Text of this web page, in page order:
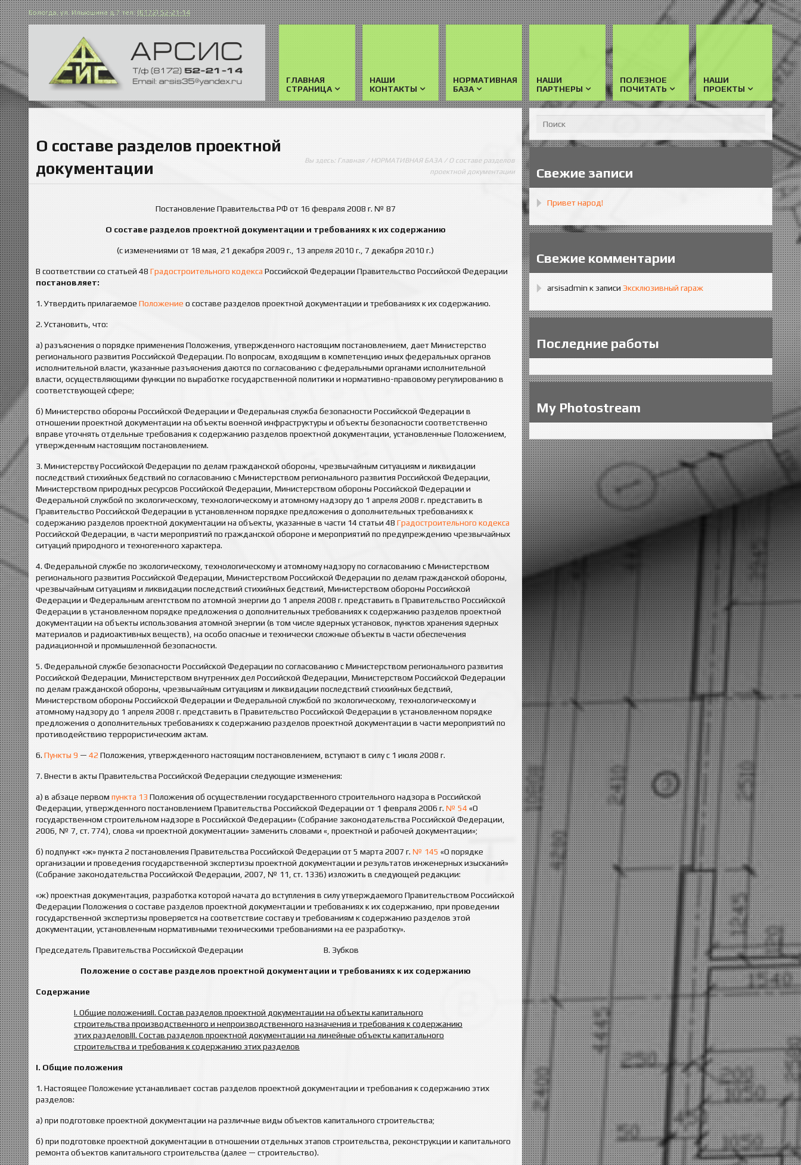
Вологда, ул. Ильюшина д.7 тел:(8172) 52-21-14
ГЛАВНАЯ
СТРАНИЦА
НАШИ
КОНТАКТЫ
НОРМАТИВНАЯ
БАЗА
НАШИ
ПАРТНЕРЫ
ПОЛЕЗНОЕ
ПОЧИТАТЬ
НАШИ
ПРОЕКТЫ
О составе разделов проектной
документации
Вы здесь: Главная/НОРМАТИВНАЯ БАЗА / О составе разделов
проектной документации
Постановление Правительства РФ от 16 февраля 2008 г. № 87
О составе разделов проектной документации и требованиях к их содержанию
(с изменениями от 18 мая, 21 декабря 2009 г., 13 апреля 2010 г., 7 декабря 2010 г.)
В соответствии со статьей 48 Градостроительного кодекса Российской Федерации Правительство Российской Федерации
постановляет:
1. Утвердить прилагаемое Положение о составе разделов проектной документации и требованиях к их содержанию.
2. Установить, что:
а) разъяснения о порядке применения Положения, утвержденного настоящим постановлением, дает Министерство
регионального развития Российской Федерации. По вопросам, входящим в компетенцию иных федеральных органов
исполнительной власти, указанные разъяснения даются по согласованию с федеральными органами исполнительной
власти, осуществляющими функции по выработке государственной политики и нормативно-правовому регулированию в
соответствующей сфере;
б) Министерство обороны Российской Федерации и Федеральная служба безопасности Российской Федерации в
отношении проектной документации на объекты военной инфраструктуры и объекты безопасности соответственно
вправе уточнять отдельные требования к содержанию разделов проектной документации, установленные Положением,
утвержденным настоящим постановлением.
3. Министерству Российской Федерации по делам гражданской обороны, чрезвычайным ситуациям и ликвидации
последствий стихийных бедствий по согласованию с Министерством регионального развития Российской Федерации,
Министерством природных ресурсов Российской Федерации, Министерством обороны Российской Федерации и
Федеральной службой по экологическому, технологическому и атомному надзору до 1 апреля 2008 г. представить в
Правительство Российской Федерации в установленном порядке предложения о дополнительных требованиях к
содержанию разделов проектной документации на объекты, указанные в части 14 статьи 48 Градостроительного кодекса
Российской Федерации, в части мероприятий по гражданской обороне и мероприятий по предупреждению чрезвычайных
ситуаций природного и техногенного характера.
4. Федеральной службе по экологическому, технологическому и атомному надзору по согласованию с Министерством
регионального развития Российской Федерации, Министерством Российской Федерации по делам гражданской обороны,
чрезвычайным ситуациям и ликвидации последствий стихийных бедствий, Министерством обороны Российской
Федерации и Федеральным агентством по атомной энергии до 1 апреля 2008 г. представить в Правительство Российской
Федерации в установленном порядке предложения о дополнительных требованиях к содержанию разделов проектной
документации на объекты использования атомной энергии (в том числе ядерных установок, пунктов хранения ядерных
материалов и радиоактивных веществ), на особо опасные и технически сложные объекты в части обеспечения
радиационной и промышленной безопасности.
5. Федеральной службе безопасности Российской Федерации по согласованию с Министерством регионального развития
Российской Федерации, Министерством внутренних дел Российской Федерации, Министерством Российской Федерации
по делам гражданской обороны, чрезвычайным ситуациям и ликвидации последствий стихийных бедствий,
Министерством обороны Российской Федерации и Федеральной службой по экологическому, технологическому и
атомному надзору до 1 апреля 2008 г. представить в Правительство Российской Федерации в установленном порядке
предложения о дополнительных требованиях к содержанию разделов проектной документации в части мероприятий по
противодействию террористическим актам.
6. Пункты 9 — 42 Положения, утвержденного настоящим постановлением, вступают в силу с 1 июля 2008 г.
7. Внести в акты Правительства Российской Федерации следующие изменения:
а) в абзаце первом пункта 13 Положения об осуществлении государственного строительного надзора в Российской
Федерации, утвержденного постановлением Правительства Российской Федерации от 1 февраля 2006 г. № 54 «О
государственном строительном надзоре в Российской Федерации» (Собрание законодательства Российской Федерации,
2006, № 7, ст. 774), слова «и проектной документации» заменить словами «, проектной и рабочей документации»;
б) подпункт «ж» пункта 2 постановления Правительства Российской Федерации от 5 марта 2007 г. № 145 «О порядке
организации и проведения государственной экспертизы проектной документации и результатов инженерных изысканий»
(Собрание законодательства Российской Федерации, 2007, № 11, ст. 1336) изложить в следующей редакции:
«ж) проектная документация, разработка которой начата до вступления в силу утверждаемого Правительством Российской
Федерации Положения о составе разделов проектной документации и требованиях к их содержанию, при проведении
государственной экспертизы проверяется на соответствие составу и требованиям к содержанию разделов этой
документации, установленным нормативными техническими требованиями на ее разработку».
Председатель Правительства Российской Федерации В. Зубков
Положение о составе разделов проектной документации и требованиях к их содержанию
Содержание
I. Общие положенияII. Состав разделов проектной документации на объекты капитального
строительства производственного и непроизводственного назначения и требования к содержанию
этих разделовIII. Состав разделов проектной документации на линейные объекты капитального
строительства и требования к содержанию этих разделов
I. Общие положения
1. Настоящее Положение устанавливает состав разделов проектной документации и требования к содержанию этих
разделов:
а) при подготовке проектной документации на различные виды объектов капитального строительства;
б) при подготовке проектной документации в отношении отдельных этапов строительства, реконструкции и капитального
ремонта объектов капитального строительства (далее — строительство).
Свежие записи
Привет народ!
Свежие комментарии
arsisadmin к записи Эксклюзивный гараж
Последние работы
My Photostream